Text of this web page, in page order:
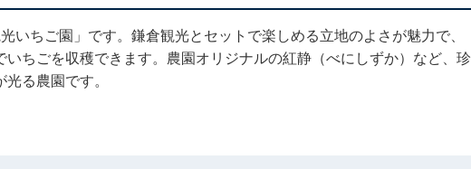
いちご園」です。鎌倉観光とセットで楽しめる立地のよさが魅力で、
ちごを収穫できます。農園オリジナルの紅静（べにしずか）など、珍
る農園です。